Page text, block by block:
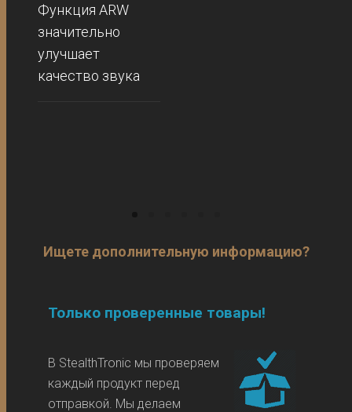
Функция ARW
значительно
улучшает
качество звука
Ищете дополнительную информацию?
Только проверенные товары!
В StealthTronic мы проверяем
каждый продукт перед
отправкой. Мы делаем